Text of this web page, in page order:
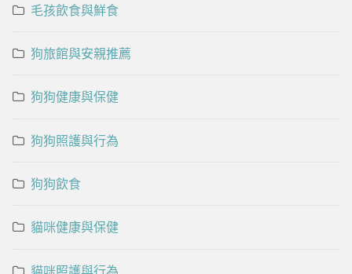
毛孩飲食與鮮食
狗旅館與安親推薦
狗狗健康與保健
狗狗照護與行為
狗狗飲食
貓咪健康與保健